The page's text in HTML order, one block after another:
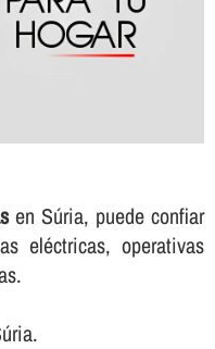
en Súria, puede confiar
eléctricas, operativas